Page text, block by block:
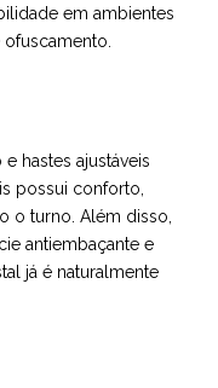
em ambientes
hastes ajustáveis
possui conforto,
o turno. Além disso,
antiembaçante e
já é naturalmente